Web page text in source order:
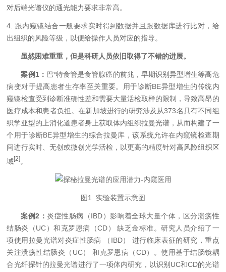
对后端光谱仪的通光能力要求非常高。
4. 跟内窥镜结合一般要求实时得到数据并且跟数据库进行比对，给
出组织的风险等级，以便给操作人员对应的指导。
虽然困难重重，但是科研人员依旧取得了不错的进展。
案例1： 巴*特食管是食管腺癌的前兆，早期识别异型增生等高危
病变对于提高患者生存率至关重要。用于诊断BE异型增生的传统内
窥镜检查受到诊断准确性差和需要大量活检取样的限制，导致高昂的
医疗成本和患者负担。在新加坡进行的研究涉及从373名具有不同组
织学亚型的上消化道患者身上获取体内组织拉曼光谱，从而构建了一
个用于诊断BE异型增生的综合拉曼库，该系统允许在内窥镜检查期
间进行实时、无创或微创光学活检，以更高的精度针对高风险组织区
域[2]。
图1 实验装置示意图
案例2：炎症性肠病（IBD）影响着全球大量个体，区分溃疡性
结肠炎（UC）和克罗恩病（CD） 缺乏金标准。研究人员介绍了一
项使用拉曼光谱对炎症性肠病 （IBD） 进行临床表征的研究，重点
关注溃疡性结肠炎（UC） 和克罗恩病（CD）。使用基于结肠镜耦
合光纤探针的拉曼光谱进行了一项体内研究，以识别UC和CD的光谱